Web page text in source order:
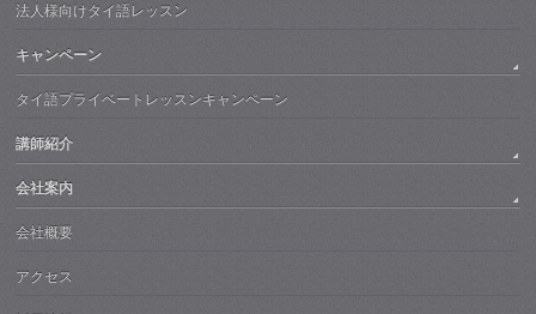
法人様向けタイ語レッスン
キャンペーン
タイ語プライベートレッスンキャンペーン
講師紹介
会社案内
会社概要
アクセス